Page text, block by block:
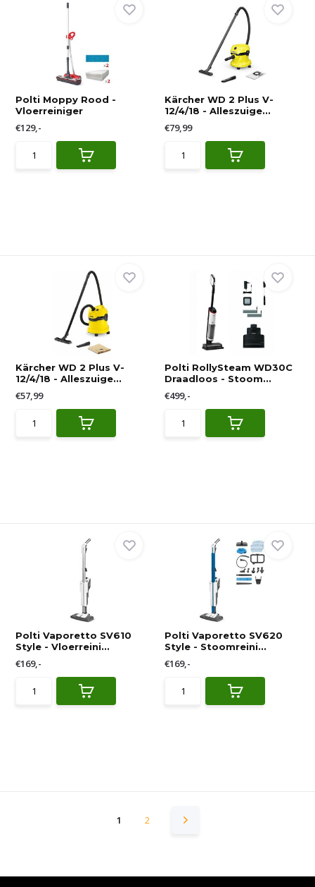
Polti Moppy Rood -
Vloerreiniger
€129,-
Kärcher WD 2 Plus V-
12/4/18 - Alleszuige...
€79,99
Kärcher WD 2 Plus V-
12/4/18 - Alleszuige...
€57,99
Polti RollySteam WD30C
Draadloos - Stoom...
€499,-
Polti Vaporetto SV610
Style - Vloerreini...
€169,-
Polti Vaporetto SV620
Style - Stoomreini...
€169,-
1 2